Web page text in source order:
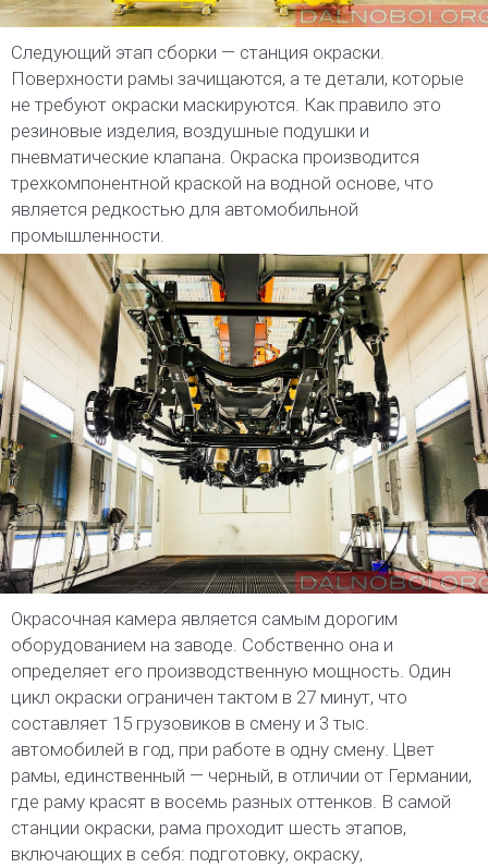
Следующий этап сборки — станция окраски.
Поверхности рамы зачищаются, а те детали, которые
не требуют окраски маскируются. Как правило это
резиновые изделия, воздушные подушки и
пневматические клапана. Окраска производится
трехкомпонентной краской на водной основе, что
является редкостью для автомобильной
промышленности.
Окрасочная камера является самым дорогим
оборудованием на заводе. Собственно она и
определяет его производственную мощность. Один
цикл окраски ограничен тактом в 27 минут, что
составляет 15 грузовиков в смену и 3 тыс.
автомобилей в год, при работе в одну смену. Цвет
рамы, единственный — черный, в отличии от Германии,
где раму красят в восемь разных оттенков. В самой
станции окраски, рама проходит шесть этапов,
включающих в себя: подготовку, окраску,